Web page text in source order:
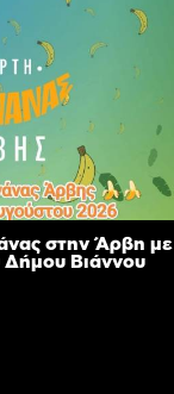
στην Άρβη με
Δήμου Βιάννου